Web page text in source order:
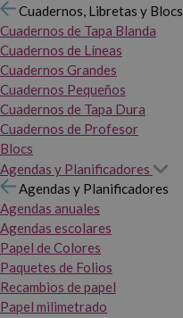
Cuadernos, Libretas y Blocs
Cuadernos de Tapa Blanda
Cuadernos de Líneas
Cuadernos Grandes
Cuadernos Pequeños
Cuadernos de Tapa Dura
Cuadernos de Profesor
Blocs
Agendas y Planificadores
Agendas y Planificadores
Agendas anuales
Agendas escolares
Papel de Colores
Paquetes de Folios
Recambios de papel
Papel milimetrado